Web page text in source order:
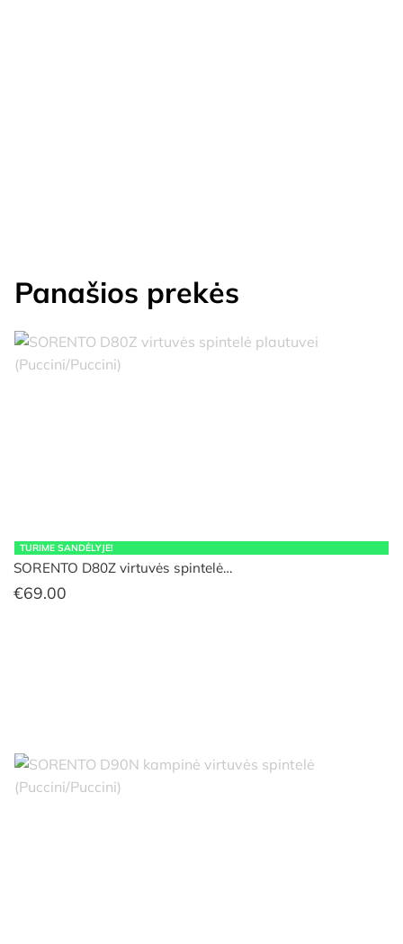
Panašios prekės
TURIME SANDĖLYJE!
SORENTO D80Z virtuvės spintelė…
€69.00